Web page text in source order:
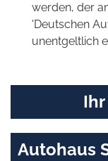
werden, der
'Deutschen
unentgeltlich
Autohaus